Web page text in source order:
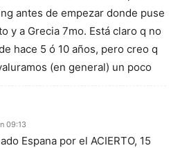
antes de empezar donde puse
y a Grecia 7mo. Está claro q no
hace 5 ó 10 años, pero creo q
(en general) un poco
09:13
Espana por el ACIERTO, 15